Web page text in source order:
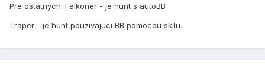
Pre ostatnych: Falkoner - je hunt s autoBB
Traper - je hunt pouzivajuci BB pomocou skilu.